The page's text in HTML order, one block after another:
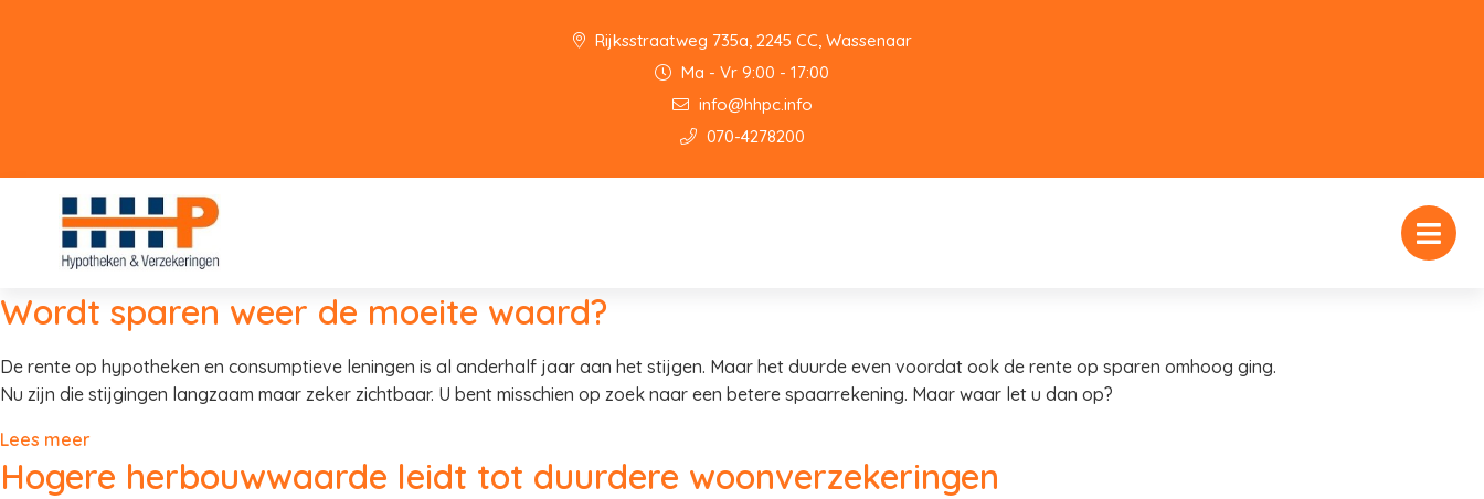
Rijksstraatweg 735a, 2245 CC, Wassenaar
Ma - Vr 9:00 - 17:00
info@hhpc.info
070-4278200
Wordt sparen weer de moeite waard?
De rente op hypotheken en consumptieve leningen is al anderhalf jaar aan het stijgen. Maar het duurde even voordat ook de rente op sparen omhoog ging.
Nu zijn die stijgingen langzaam maar zeker zichtbaar. U bent misschien op zoek naar een betere spaarrekening. Maar waar let u dan op?
Lees meer
Hogere herbouwwaarde leidt tot duurdere woonverzekeringen